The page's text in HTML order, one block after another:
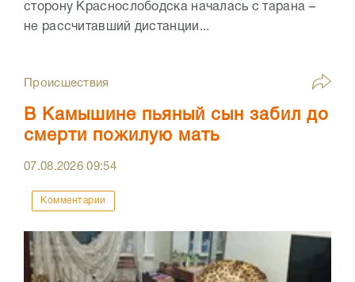
сторону Краснослободска началась с тарана –
не рассчитавший дистанции...
Происшествия
В Камышине пьяный сын забил до
смерти пожилую мать
07.08.202609:54
Комментарии